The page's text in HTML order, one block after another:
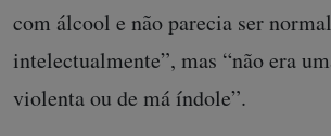
com álcool e não parecia ser normal
intelectualmente”, mas “não era
violenta ou de má índole”.